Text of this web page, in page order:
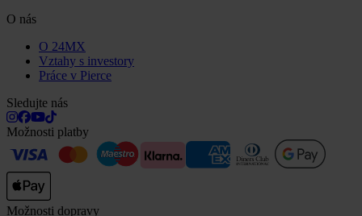
O nás
O 24MX
Vztahy s investory
Práce v Pierce
Sledujte nás
Možnosti platby
Možnosti dopravy